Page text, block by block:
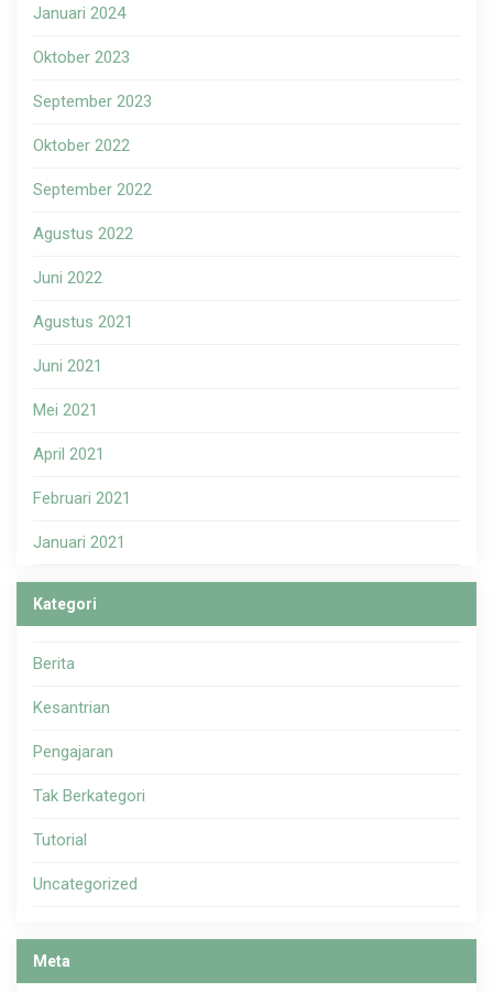
Januari 2024
Oktober 2023
September 2023
Oktober 2022
September 2022
Agustus 2022
Juni 2022
Agustus 2021
Juni 2021
Mei 2021
April 2021
Februari 2021
Januari 2021
Kategori
Berita
Kesantrian
Pengajaran
Tak Berkategori
Tutorial
Uncategorized
Meta